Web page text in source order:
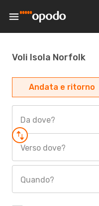
Voli Isola Norfolk
Andata e ritorno
Da dove?
Verso dove?
Quando?